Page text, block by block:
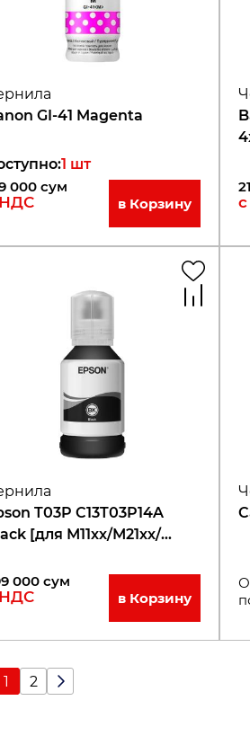
GI-41 Magenta
:1 шт
000 сум
в Корзину
T03P C13T03P14A
[для М11хх/М21хх/
000 сум
в Корзину
1 2